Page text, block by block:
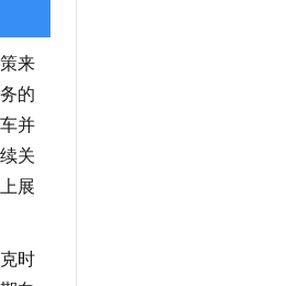
来
的
并
关
展
时